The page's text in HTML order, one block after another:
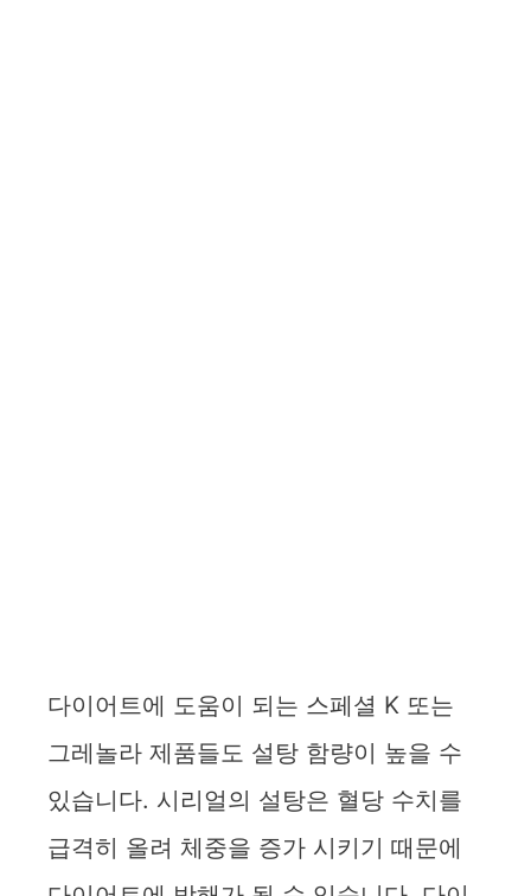
다이어트에 도움이 되는 스페셜 K 또는
그레놀라 제품들도 설탕 함량이 높을 수
있습니다. 시리얼의 설탕은 혈당 수치를
급격히 올려 체중을 증가 시키기 때문에